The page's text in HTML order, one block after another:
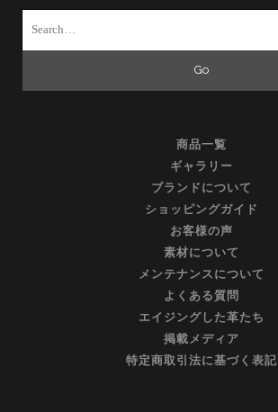
商品一覧
ギャラリー
ブランドについて
ショッピングガイド
お客様の声
素材について
メンテナンスについて
よくある質問
エイジングした革たち
掲載メディア
特定商取引法に基づく表記